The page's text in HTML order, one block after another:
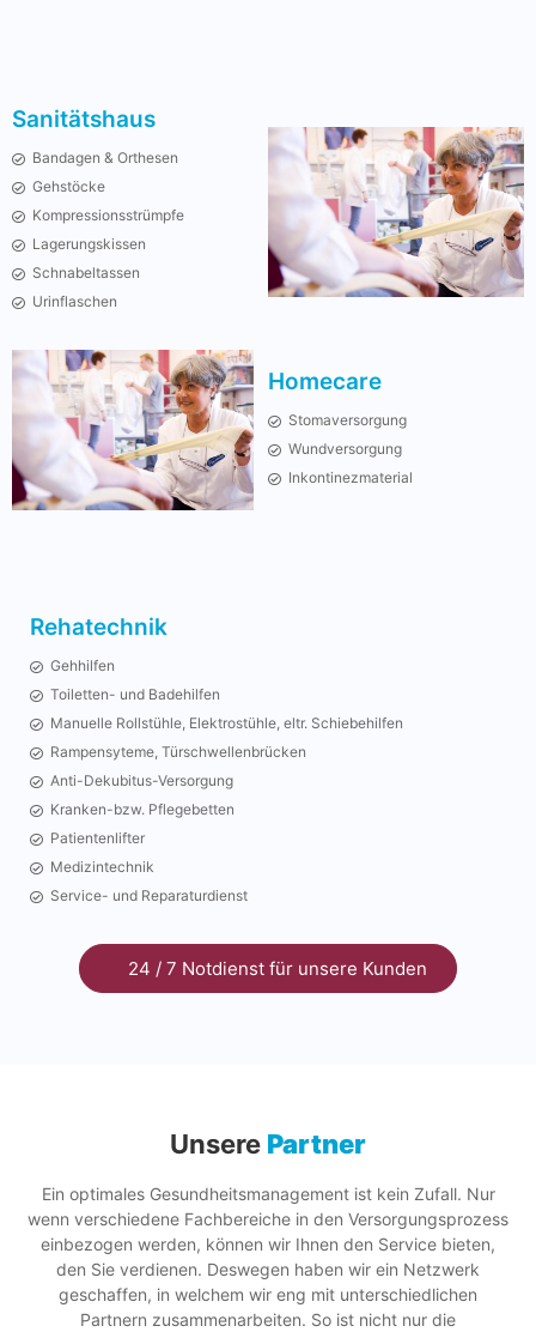
Sanitätshaus
Bandagen & Orthesen
Gehstöcke
Kompressionsstrümpfe
Lagerungskissen
Schnabeltassen
Urinflaschen
Homecare
Stomaversorgung
Wundversorgung
Inkontinezmaterial
Rehatechnik
Gehhilfen
Toiletten- und Badehilfen
Manuelle Rollstühle, Elektrostühle, eltr. Schiebehilfen
Rampensyteme, Türschwellenbrücken
Anti-Dekubitus-Versorgung
Kranken-bzw. Pflegebetten
Patientenlifter
Medizintechnik
Service- und Reparaturdienst
24 / 7 Notdienst für unsere Kunden
Unsere Partner
Ein optimales Gesundheitsmanagement ist kein Zufall. Nur
wenn verschiedene Fachbereiche in den Versorgungsprozess
einbezogen werden, können wir Ihnen den Service bieten,
den Sie verdienen. Deswegen haben wir ein Netzwerk
geschaffen, in welchem wir eng mit unterschiedlichen
Partnern zusammenarbeiten. So ist nicht nur die